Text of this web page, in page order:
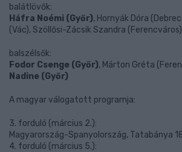
balátlövők:
Háfra Noémi (Győr), Hornyák Dóra
(Vác), Szöllősi-Zácsik Szandra (Ferencváros)
balszélsők:
Fodor Csenge (Győr), Márton Gréta
Nadine (Győr)
A magyar válogatott programja:
3. forduló (március 2.):
Magyarország-Spanyolország, Tatabánya
4. forduló (március 5.):